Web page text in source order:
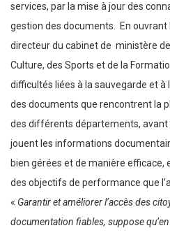
services, par la mise à jour des
gestion des documents. En ouvrant
directeur du cabinet de ministère
Culture, des Sports et de la
difficultés liées à la sauvegarde et à
des documents que rencontrent la
des différents départements, avant
jouent les informations
bien gérées et de manière efficace,
des objectifs de performance que
« Garantir et améliorer l’accès des
documentation fiables, suppose